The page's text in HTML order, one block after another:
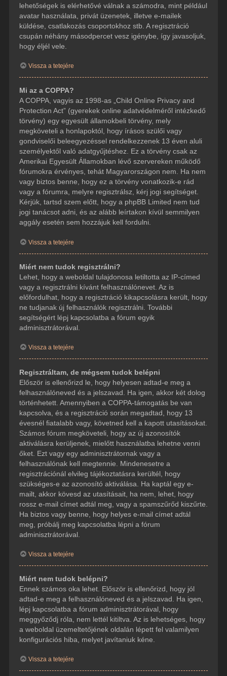
lehetőségek is elérhetővé válnak a számodra, mint például
avatar használata, privát üzenetek, illetve e-mailek
küldése, csatlakozás csoportokhoz stb. A regisztráció
csupán néhány másodpercet vesz igénybe, így javasoljuk,
hogy éljél vele.
Vissza a tetejére
Mi az a COPPA?
A COPPA, vagyis az 1998-as „Child Online Privacy and
Protection Act” (gyerekek online adatvédelméről intézkedő
törvény) egy egyesült államokbeli törvény, mely
megköveteli a honlapoktól, hogy írásos szülői vagy
gondviselői beleegyezéssel rendelkezzenek 13 éven aluli
személyektől való adatgyűjtéshez. Ez a törvény csak az
Amerikai Egyesült Államokban lévő szervereken működő
fórumokra érvényes, tehát Magyarországon nem. Ha nem
vagy biztos benne, hogy ez a törvény vonatkozik-e rád
vagy a fórumra, melyre regisztrálsz, kérj jogi segítséget.
Kérjük, tartsd szem előtt, hogy a phpBB Limited nem tud
jogi tanácsot adni, és az alább leírtakon kívül semmilyen
aggály esetén sem hozzájuk kell fordulni.
Vissza a tetejére
Miért nem tudok regisztrálni?
Lehet, hogy a weboldal tulajdonosa letiltotta az IP-címed
vagy a regisztrálni kívánt felhasználónevet. Az is
előfordulhat, hogy a regisztráció kikapcsolásra került, hogy
ne tudjanak új felhasználók regisztrálni. További
segítségért lépj kapcsolatba a fórum egyik
adminisztrátorával.
Vissza a tetejére
Regisztráltam, de mégsem tudok belépni
Először is ellenőrizd le, hogy helyesen adtad-e meg a
felhasználóneved és a jelszavad. Ha igen, akkor két dolog
történhetett. Amennyiben a COPPA-támogatás be van
kapcsolva, és a regisztráció során megadtad, hogy 13
évesnél fiatalabb vagy, követned kell a kapott utasításokat.
Számos fórum megköveteli, hogy az új azonosítók
aktiválásra kerüljenek, mielőtt használatba lehetne venni
őket. Ezt vagy egy adminisztrátornak vagy a
felhasználónak kell megtennie. Mindenesetre a
regisztrációnál elvileg tájékoztatásra kerültél, hogy
szükséges-e az azonosító aktiválása. Ha kaptál egy e-
mailt, akkor kövesd az utasításait, ha nem, lehet, hogy
rossz e-mail címet adtál meg, vagy a spamszűrőd kiszűrte.
Ha biztos vagy benne, hogy helyes e-mail címet adtál
meg, próbálj meg kapcsolatba lépni a fórum
adminisztrátorával.
Vissza a tetejére
Miért nem tudok belépni?
Ennek számos oka lehet. Először is ellenőrizd, hogy jól
adtad-e meg a felhasználóneved és a jelszavad. Ha igen,
lépj kapcsolatba a fórum adminisztrátorával, hogy
meggyőződj róla, nem lettél kitiltva. Az is lehetséges, hogy
a weboldal üzemeltetőjének oldalán lépett fel valamilyen
konfigurációs hiba, melyet javítaniuk kéne.
Vissza a tetejére